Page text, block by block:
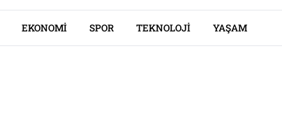
EKONOMI SPOR TEKNOLOJI YAŞAM